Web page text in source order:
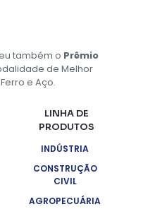
também o Prêmio
de Melhor
e Aço.
LINHA DE
PRODUTOS
INDÚSTRIA
CONSTRUÇÃO
CIVIL
AGROPECUÁRIA